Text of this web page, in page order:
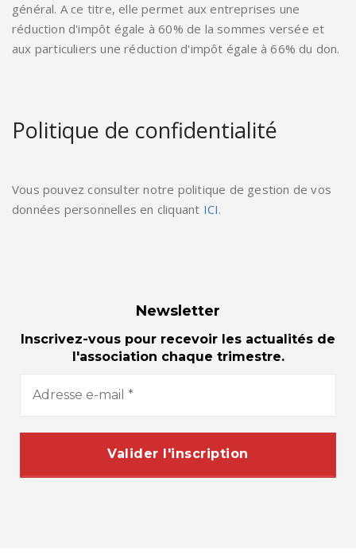
général. A ce titre, elle permet aux entreprises une
réduction d'impôt égale à 60% de la sommes versée et
aux particuliers une réduction d'impôt égale à 66% du don.
Politique de confidentialité
Vous pouvez consulter notre politique de gestion de vos
données personnelles en cliquant ICI.
Newsletter
Inscrivez-vous pour recevoir les actualités de
l'association chaque trimestre.